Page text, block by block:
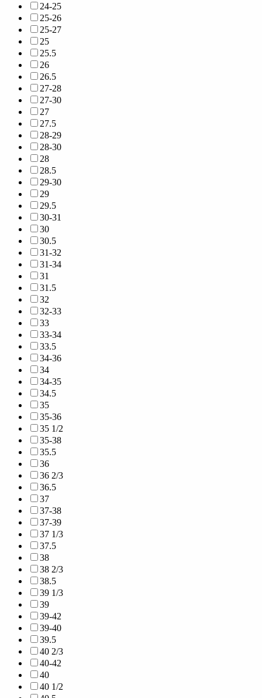
24-25
25-26
25-27
25
25.5
26
26.5
27-28
27-30
27
27.5
28-29
28-30
28
28.5
29-30
29
29.5
30-31
30
30.5
31-32
31-34
31
31.5
32
32-33
33
33-34
33.5
34-36
34
34-35
34.5
35
35-36
35 1/2
35-38
35.5
36
36 2/3
36.5
37
37-38
37-39
37 1/3
37.5
38
38 2/3
38.5
39 1/3
39
39-42
39-40
39.5
40 2/3
40-42
40
40 1/2